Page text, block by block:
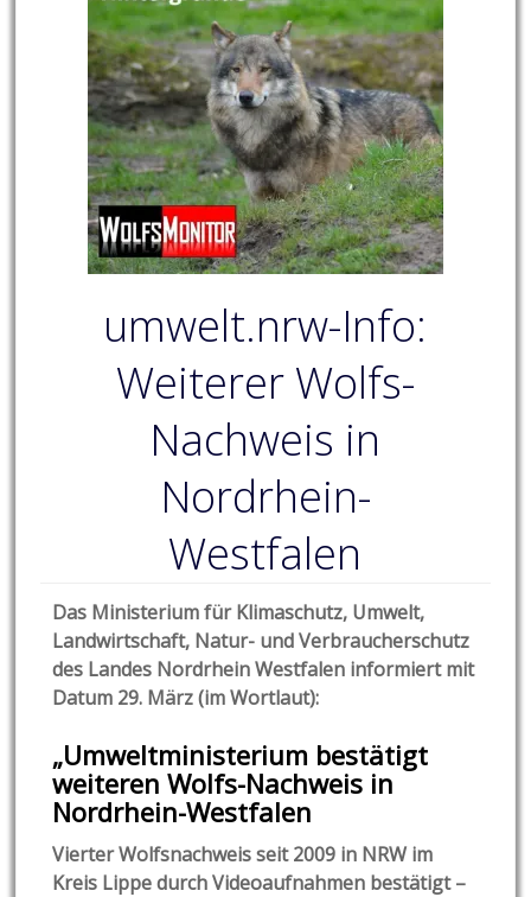
umwelt.nrw-Info:
Weiterer Wolfs-
Nachweis in
Nordrhein-
Westfalen
Das Ministerium für Klimaschutz, Umwelt,
Landwirtschaft, Natur- und Verbraucherschutz
des Landes Nordrhein Westfalen informiert mit
Datum 29. März (im Wortlaut):
„Umweltministerium bestätigt
weiteren Wolfs-Nachweis in
Nordrhein-Westfalen
Vierter Wolfsnachweis seit 2009 in NRW im
Kreis Lippe durch Videoaufnahmen bestätigt –